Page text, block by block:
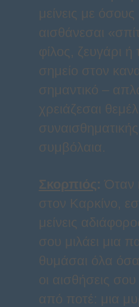
μείνεις με
αισθάνεσαι
φίλος, ζευγάρι
σημείο στον
σημαντικό –
χρειάζεσαι
συμβόλαια.
Σκορπιός: Όταν
στον Καρκίνο,
μείνεις
σου μιλάει μια
θυμάσαι όλα
οι αισθήσεις σου
από ποτέ: μια